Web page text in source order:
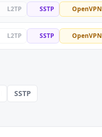
L2TP SSTP OpenVPN
L2TP SSTP OpenVPN
SSTP